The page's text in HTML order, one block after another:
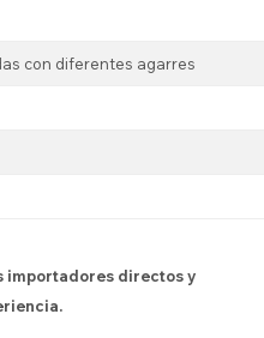
con diferentes agarres
importadores directos y